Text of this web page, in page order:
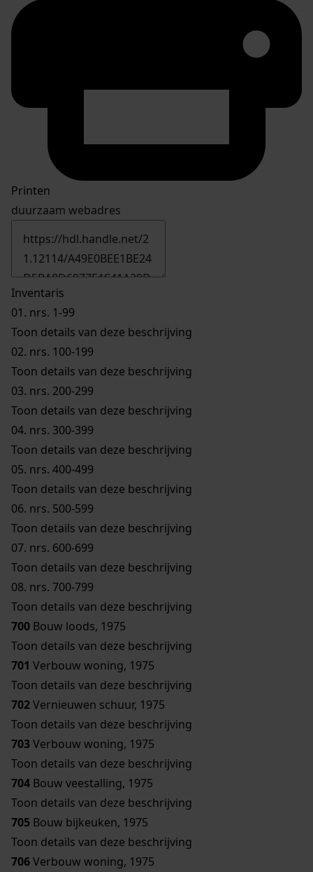
Printen
duurzaam webadres
Inventaris
01. nrs. 1-99
Toon details van deze beschrijving
02. nrs. 100-199
Toon details van deze beschrijving
03. nrs. 200-299
Toon details van deze beschrijving
04. nrs. 300-399
Toon details van deze beschrijving
05. nrs. 400-499
Toon details van deze beschrijving
06. nrs. 500-599
Toon details van deze beschrijving
07. nrs. 600-699
Toon details van deze beschrijving
08. nrs. 700-799
Toon details van deze beschrijving
700 Bouw loods, 1975
Toon details van deze beschrijving
701 Verbouw woning, 1975
Toon details van deze beschrijving
702Vernieuwen schuur, 1975
Toon details van deze beschrijving
703Verbouw woning, 1975
Toon details van deze beschrijving
704 Bouw veestalling, 1975
Toon details van deze beschrijving
705 Bouw bijkeuken, 1975
Toon details van deze beschrijving
706Verbouw woning, 1975